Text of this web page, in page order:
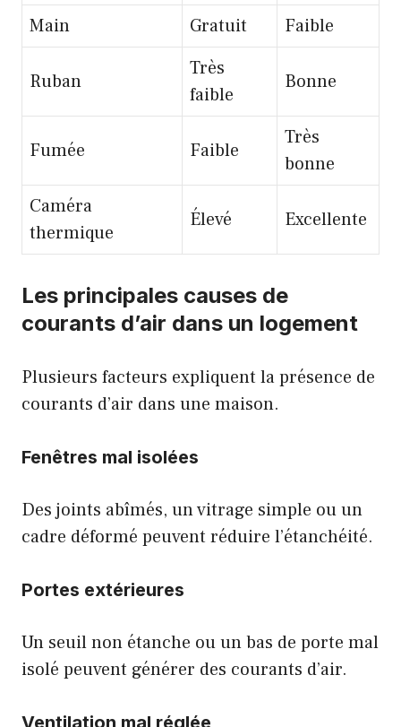
Main
Gratuit Faible
Ruban
Très
faible
Bonne
Fumée Faible
Très
bonne
Caméra
thermique
Élevé Excellente
Les principales causes de
courants d’air dans un logement
Plusieurs facteurs expliquent la présence de
courants d’air dans une maison.
Fenêtres mal isolées
Des joints abîmés, un vitrage simple ou un
cadre déformé peuvent réduire l’étanchéité.
Portes extérieures
Un seuil non étanche ou un bas de porte mal
isolé peuvent générer des courants d’air.
Ventilation mal réglée